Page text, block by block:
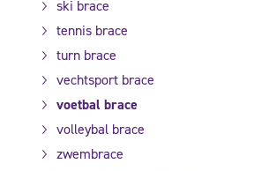
ski brace
tennis brace
turn brace
vechtsport brace
voetbal brace
volleybal brace
zwembrace